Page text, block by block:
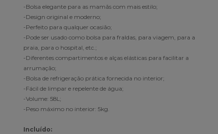
-Bolsa elegante para as mamãs com mais estilo;
-Design original e moderno;
-Perfeito para qualquer ocasião;
-Pode ser usado como bolsa para fraldas, para viagem, para a
praia, para o hospital, etc.;
-Diferentes compartimentos e alças elásticas para facilitar a
arrumação;
-Bolsa de refrigeração prática fornecida no interior;
-Fácil de limpar e repelente de água;
-Volume: 58L;
-Peso máximo no interior: 5kg.
Incluído: